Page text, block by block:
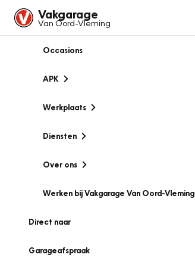
Vakgarage
Van Oord-Vleming
Occasions
APK
Werkplaats
Diensten
Over ons
Werken bij Vakgarage Van Oord-Vleming
Direct naar
Garageafspraak